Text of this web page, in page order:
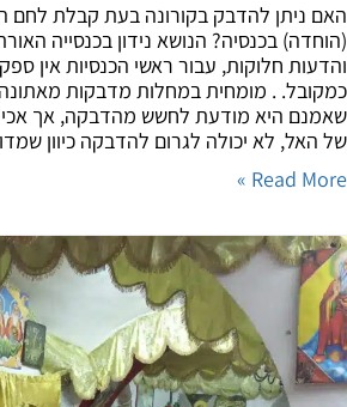
ניתן להדבק בקורונה בעת קבלת לחם
בכנסיה? הנושא נידון בכנסייה
חלוקות, עבור ראשי הכנסיות אין ספק,
. מומחית במחלות מדבקות מאתונה
היא מודעת לחשש מהדבקה, אך
לא יכולה לגרום להדבקה כיוון
Read